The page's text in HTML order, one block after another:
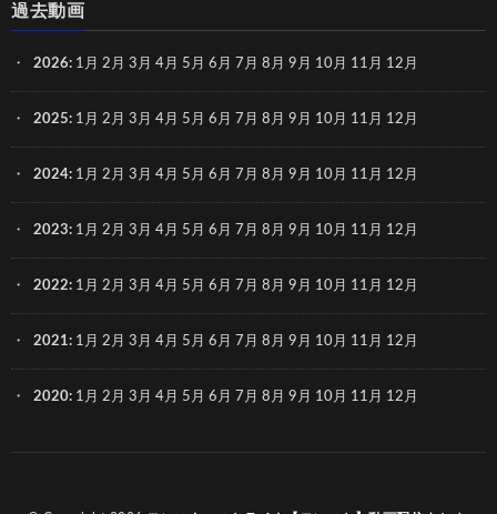
過去動画
2026: 1月 2月 3月 4月 5月 6月 7月 8月 9月 10月 11月 12月
2025: 1月 2月 3月 4月 5月 6月 7月 8月 9月 10月 11月 12月
2024: 1月 2月 3月 4月 5月 6月 7月 8月 9月 10月 11月 12月
2023: 1月 2月 3月 4月 5月 6月 7月 8月 9月 10月 11月 12月
2022: 1月 2月 3月 4月 5月 6月 7月 8月 9月 10月 11月 12月
2021: 1月 2月 3月 4月 5月 6月 7月 8月 9月 10月 11月 12月
2020: 1月 2月 3月 4月 5月 6月 7月 8月 9月 10月 11月 12月